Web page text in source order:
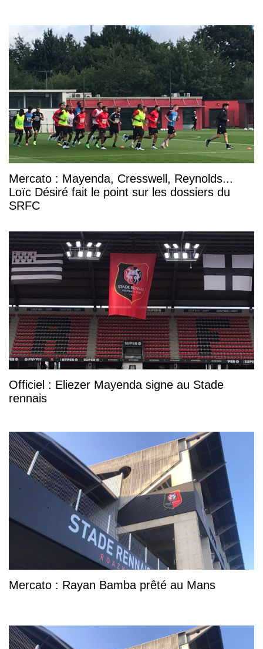
Mercato : Mayenda, Cresswell, Reynolds...
Loïc Désiré fait le point sur les dossiers du
SRFC
Officiel : Eliezer Mayenda signe au Stade
rennais
Mercato : Rayan Bamba prêté au Mans